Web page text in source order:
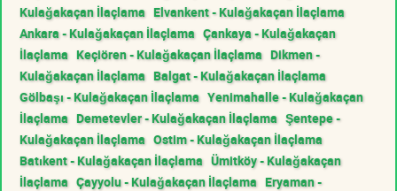
Kulağakaçan İlaçlama Elvankent - Kulağakaçan İlaçlama
Ankara - Kulağakaçan İlaçlama Çankaya - Kulağakaçan
İlaçlama Keçiören - Kulağakaçan İlaçlama Dikmen -
Kulağakaçan İlaçlama Balgat - Kulağakaçan İlaçlama
Gölbaşı - Kulağakaçan İlaçlama Yenimahalle - Kulağakaçan
İlaçlama Demetevler - Kulağakaçan İlaçlama Şentepe -
Kulağakaçan İlaçlama Ostim - Kulağakaçan İlaçlama
Batıkent - Kulağakaçan İlaçlama Ümitköy - Kulağakaçan
İlaçlama Çayyolu - Kulağakaçan İlaçlama Eryaman -